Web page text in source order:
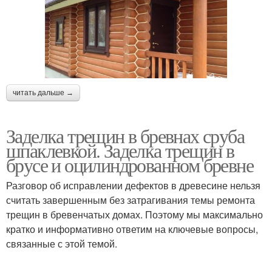
читать дальше →
Заделка трещин в бревнах сруба
шпаклевкой. Заделка трещин в
брусе и оцилиндрованном бревне
Разговор об исправлении дефектов в древесине нельзя
считать завершенным без затрагивания темы ремонта
трещин в бревенчатых домах. Поэтому мы максимально
кратко и информативно ответим на ключевые вопросы,
связанные с этой темой.